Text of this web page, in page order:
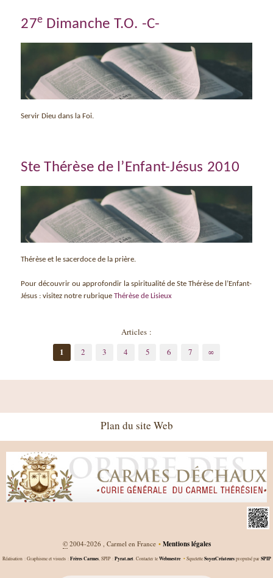
27e Dimanche T.O. -C-
Servir Dieu dans la Foi.
Ste Thérèse de l’Enfant-Jésus 2010
Thérèse et le sacerdoce de la prière.
Pour découvrir ou approfondir la spiritualité de Ste Thérèse de l’Enfant-
Jésus : visitez notre rubriqueThérèse de Lisieux
Articles :
1
2 3 4 5 6 7 ∞
Plan du site Web
©2004-2026 , Carmel en France • Mentions légales
Réalisation : Graphisme et visuels : Frères Carmes, SPIP : Pyrat.net. Contacter le Webmestre •Squelette SoyezCréateurspropulsé par SPIP